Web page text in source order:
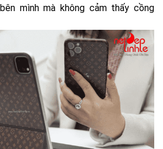
mình mà không cảm thấy cồng